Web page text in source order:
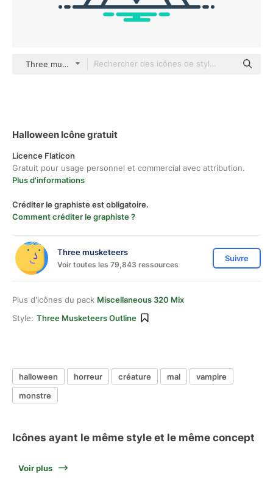
Three musketeers outline
Halloween Icône gratuit
Licence Flaticon
Gratuit pour usage personnel et commercial avec attribution.
Plus d'informations
Créditer le graphiste est obligatoire.
Comment créditer le graphiste ?
Three musketeers
Voir toutes les 79,843 ressources
Suivre
Plus d'icônes du pack Miscellaneous 320 Mix
Style: Three Musketeers Outline
halloween horreur créature mal
vampire
monstre
Icônes ayant le même style et le même concept
Voir plus